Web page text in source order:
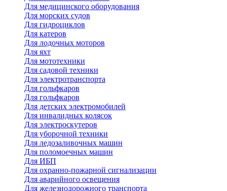
Для медицинского оборудования
Для морских судов
Для гидроциклов
Для катеров
Для лодочных моторов
Для яхт
Для мототехники
Для садовой техники
Для электротранспорта
Для гольфкаров
Для гольфкаров
Для детских электромобилей
Для инвалидных колясок
Для электроскутеров
Для уборочной техники
Для ледозаливочных машин
Для поломоечных машин
Для ИБП
Для охранно-пожарной сигнализации
Для аварийного освещения
Для железнодорожного транспорта